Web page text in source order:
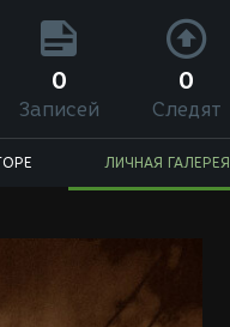
0
Записей
0
Следят
ЛИЧНАЯ ГАЛЕРЕЯ